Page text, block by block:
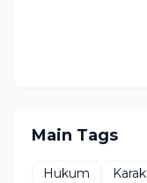
Main Tags
Hukum